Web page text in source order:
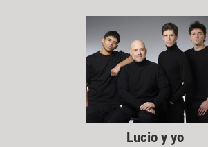
Lucio y yo